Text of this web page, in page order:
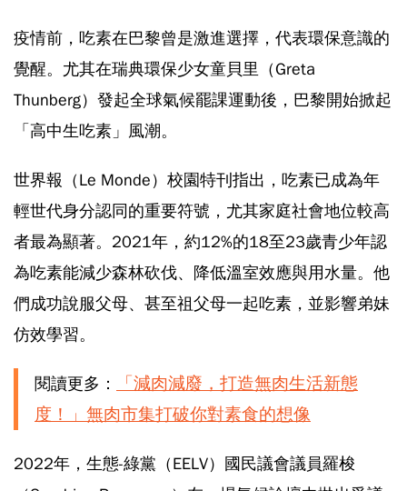
疫情前，吃素在巴黎曾是激進選擇，代表環保意識的
覺醒。尤其在瑞典環保少女童貝里（Greta
Thunberg）發起全球氣候罷課運動後，巴黎開始掀起
「高中生吃素」風潮。
世界報（Le Monde）校園特刊指出，吃素已成為年
輕世代身分認同的重要符號，尤其家庭社會地位較高
者最為顯著。2021年，約12%的18至23歲青少年認
為吃素能減少森林砍伐、降低溫室效應與用水量。他
們成功說服父母、甚至祖父母一起吃素，並影響弟妹
仿效學習。
閱讀更多：
「減肉減廢，打造無肉生活新態
度！」無肉市集打破你對素食的想像
2022年，生態-綠黨（EELV）國民議會議員羅梭